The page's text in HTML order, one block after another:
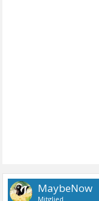
MaybeNow
Mitglied